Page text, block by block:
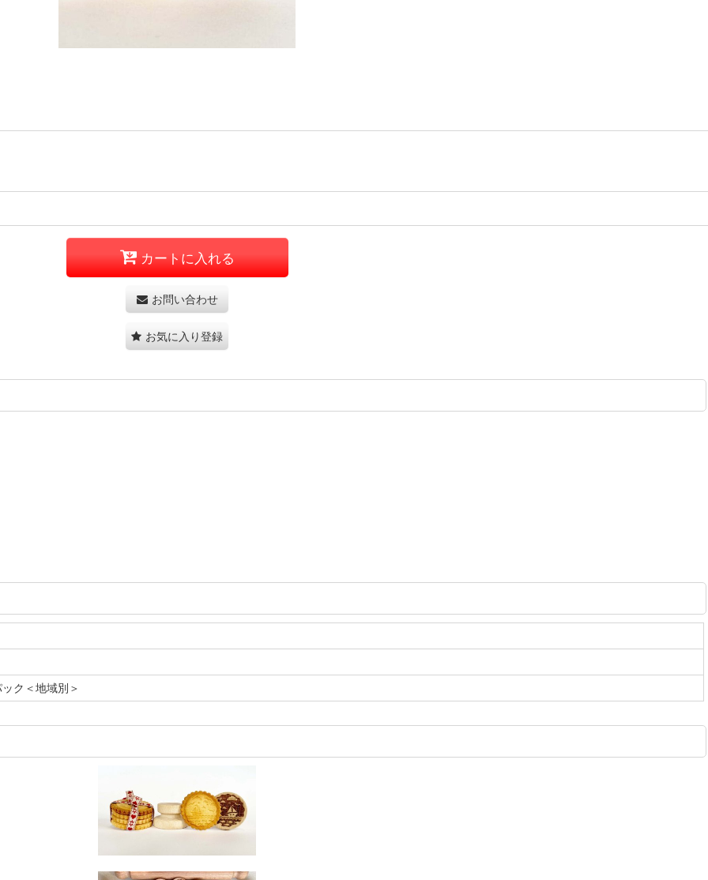
カートに入れる
お問い合わせ
お気に入り登録
ク＜地域別＞